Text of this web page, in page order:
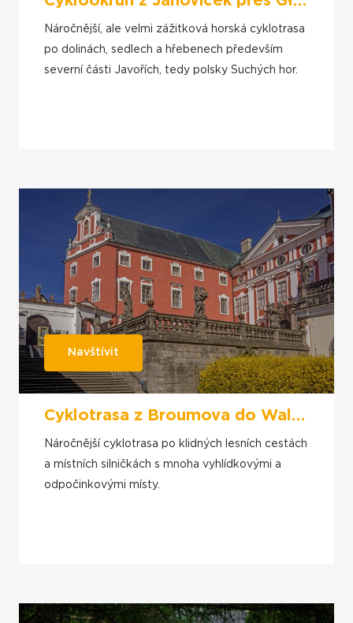
Náročnější, ale velmi zážitková horská cyklotrasa
po dolinách, sedlech a hřebenech především
severní části Javořích, tedy polsky Suchých hor.
Navštívit
Cyklotrasa z Broumova do Walbrzychu přes Kamenné hory
Náročnější cyklotrasa po klidných lesních cestách
a místních silničkách s mnoha vyhlídkovými a
odpočinkovými místy.